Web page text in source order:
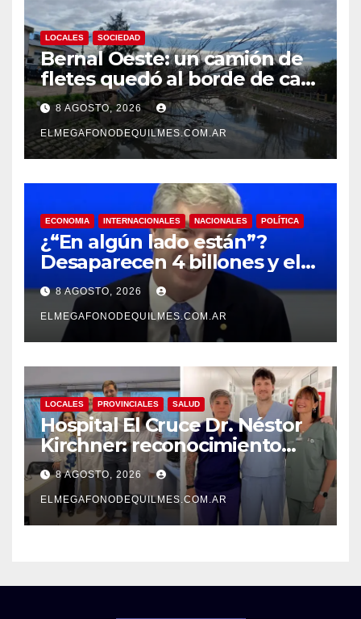
LOCALES SOCIEDAD
Bernal Oeste: un camión de
fletes quedó al borde de caer
al arroyo Las Piedras
8 AGOSTO, 2026
ELMEGAFONODEQUILMES.COM.AR
ECONOMIA INTERNACIONALES NACIONALES POLÍTICA
¿“En algún lado están”?
Desaparecen 4 billones y el
presidente del BCRA
responde con una risita
8 AGOSTO, 2026
ELMEGAFONODEQUILMES.COM.AR
LOCALES PROVINCIALES SALUD
Hospital El Cruce Dr. Néstor
Kirchner: reconocimiento
internacional a la calidad de
su atención
8 AGOSTO, 2026
ELMEGAFONODEQUILMES.COM.AR